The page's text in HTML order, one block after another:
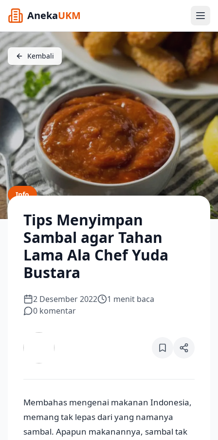
AnekaUKM
Kembali
Info
Tips Menyimpan
Sambal agar Tahan
Lama Ala Chef Yuda
Bustara
2 Desember 2022 1 menit baca
0 komentar
Membahas mengenai makanan Indonesia,
memang tak lepas dari yang namanya
sambal. Apapun makanannya, sambal tak